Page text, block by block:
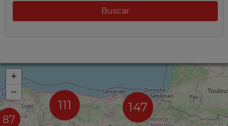
87
111 147
+
−